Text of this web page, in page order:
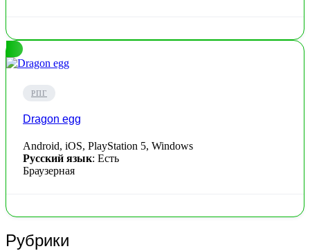
РПГ
Dragon egg
Android, iOS, PlayStation 5, Windows
Русский язык: Есть
Браузерная
Рубрики